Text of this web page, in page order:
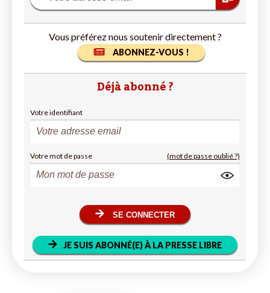
Vous préférez nous soutenir directement ?
ABONNEZ-VOUS !
Déjà abonné ?
Votre identifiant
Votre mot de passe (mot de passe oublié ?)
SE CONNECTER
JE SUIS ABONNÉ(E) À LA PRESSE LIBRE